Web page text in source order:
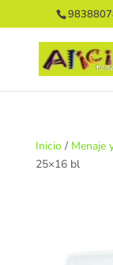
Inicio/ Menaje
25×16 bl